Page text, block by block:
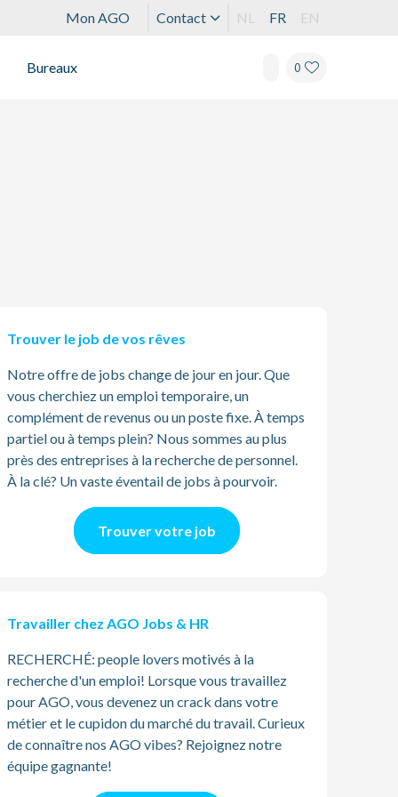
Mon AGO Contact NL FR EN
Bureaux 0
Trouver le job de vos rêves
Notre offre de jobs change de jour en jour. Que
vous cherchiez un emploi temporaire, un
complément de revenus ou un poste fixe. À temps
partiel ou à temps plein? Nous sommes au plus
près des entreprises à la recherche de personnel.
À la clé? Un vaste éventail de jobs à pourvoir.
Trouver votre job
Travailler chez AGO Jobs & HR
RECHERCHÉ: people lovers motivés à la
recherche d'un emploi! Lorsque vous travaillez
pour AGO, vous devenez un crack dans votre
métier et le cupidon du marché du travail. Curieux
de connaître nos AGO vibes? Rejoignez notre
équipe gagnante!